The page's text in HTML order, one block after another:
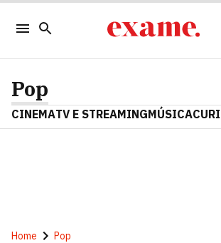
Pop
CINEMATV E STREAMINGMÚSICA
Home Pop